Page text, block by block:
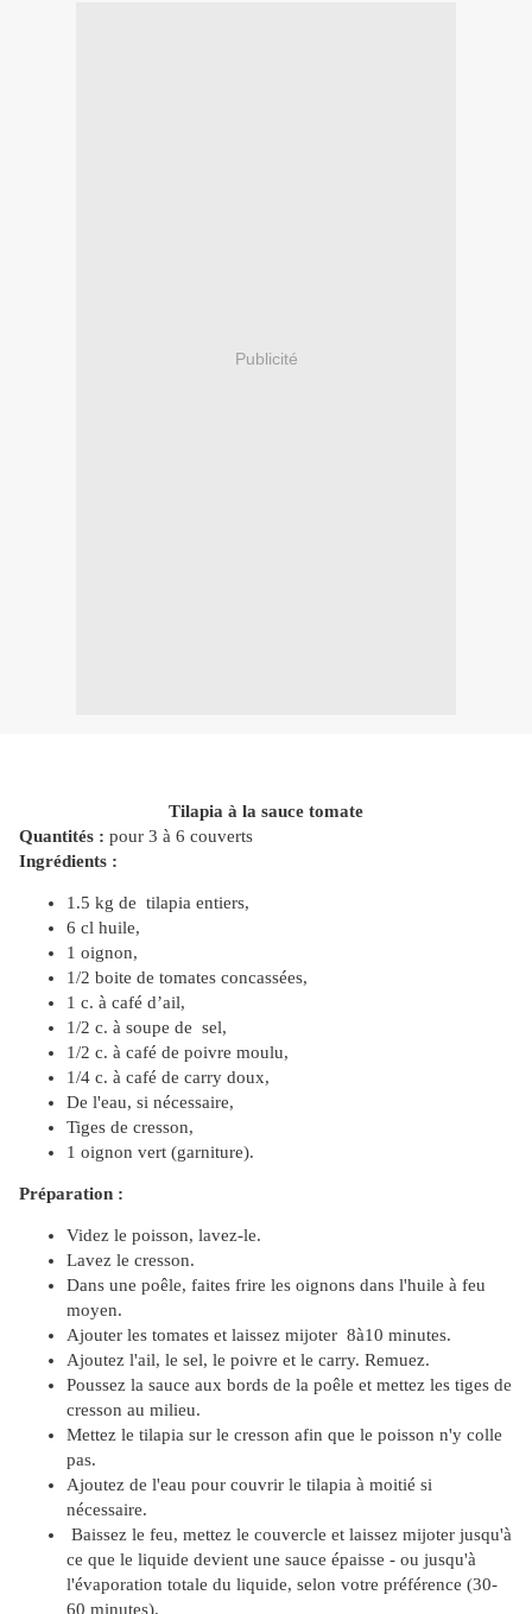
Publicité
Tilapia à la sauce tomate
Quantités : pour 3 à 6 couverts
Ingrédients :
1.5 kg de tilapia entiers,
6 cl huile,
1 oignon,
1/2 boite de tomates concassées,
1 c. à café d’ail,
1/2 c. à soupe de sel,
1/2 c. à café de poivre moulu,
1/4 c. à café de carry doux,
De l'eau, si nécessaire,
Tiges de cresson,
1 oignon vert (garniture).
Préparation :
Videz le poisson, lavez-le.
Lavez le cresson.
Dans une poêle, faites frire les oignons dans l'huile à feu
moyen.
Ajouter les tomates et laissez mijoter 8à10 minutes.
Ajoutez l'ail, le sel, le poivre et le carry. Remuez.
Poussez la sauce aux bords de la poêle et mettez les tiges de
cresson au milieu.
Mettez le tilapia sur le cresson afin que le poisson n'y colle
pas.
Ajoutez de l'eau pour couvrir le tilapia à moitié si
nécessaire.
Baissez le feu, mettez le couvercle et laissez mijoter jusqu'à
ce que le liquide devient une sauce épaisse - ou jusqu'à
l'évaporation totale du liquide, selon votre préférence (30-
60 minutes).